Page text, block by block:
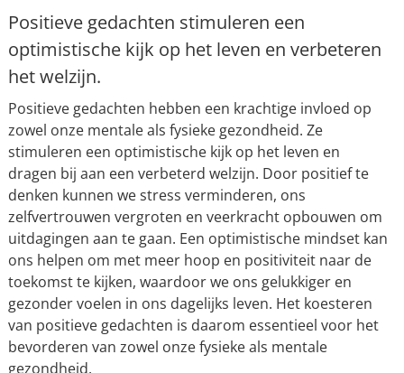
Positieve gedachten stimuleren een
optimistische kijk op het leven en verbeteren
het welzijn.
Positieve gedachten hebben een krachtige invloed op
zowel onze mentale als fysieke gezondheid. Ze
stimuleren een optimistische kijk op het leven en
dragen bij aan een verbeterd welzijn. Door positief te
denken kunnen we stress verminderen, ons
zelfvertrouwen vergroten en veerkracht opbouwen om
uitdagingen aan te gaan. Een optimistische mindset kan
ons helpen om met meer hoop en positiviteit naar de
toekomst te kijken, waardoor we ons gelukkiger en
gezonder voelen in ons dagelijks leven. Het koesteren
van positieve gedachten is daarom essentieel voor het
bevorderen van zowel onze fysieke als mentale
gezondheid.